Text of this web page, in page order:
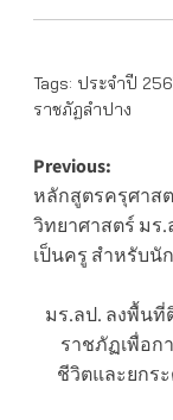
Tags: ประจำปี
ราชภัฏลำปาง
Post
Previous:
หลักสูตรครุศาส
วิทยาศาสตร์ มร
เป็นครู สำหรับนั
มร.ลป. ลงพื้น
ราชภัฏเพื่อ
ชีวิตและยกร